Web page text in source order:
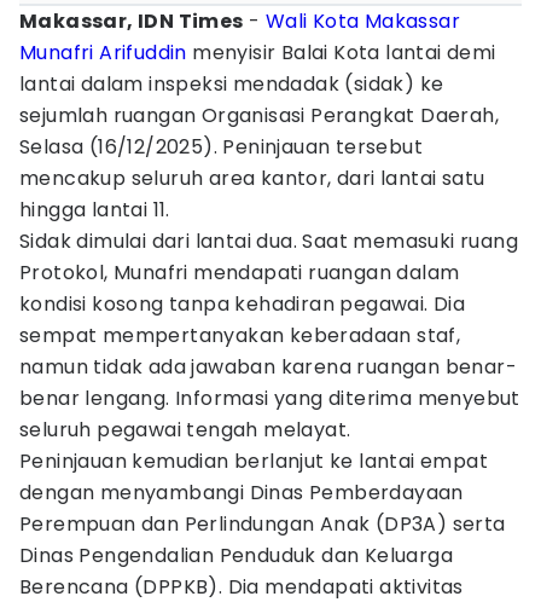
Makassar, IDN Times - Wali Kota Makassar
Munafri Arifuddin menyisir Balai Kota lantai demi
lantai dalam inspeksi mendadak (sidak) ke
sejumlah ruangan Organisasi Perangkat Daerah,
Selasa (16/12/2025). Peninjauan tersebut
mencakup seluruh area kantor, dari lantai satu
hingga lantai 11.
Sidak dimulai dari lantai dua. Saat memasuki ruang
Protokol, Munafri mendapati ruangan dalam
kondisi kosong tanpa kehadiran pegawai. Dia
sempat mempertanyakan keberadaan staf,
namun tidak ada jawaban karena ruangan benar-
benar lengang. Informasi yang diterima menyebut
seluruh pegawai tengah melayat.
Peninjauan kemudian berlanjut ke lantai empat
dengan menyambangi Dinas Pemberdayaan
Perempuan dan Perlindungan Anak (DP3A) serta
Dinas Pengendalian Penduduk dan Keluarga
Berencana (DPPKB). Dia mendapati aktivitas